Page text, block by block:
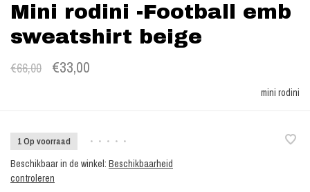
Mini rodini -Football emb
sweatshirt beige
€66,00 €33,00
mini rodini
1 Op voorraad • • • • •
Beschikbaar in de winkel: Beschikbaarheid
controleren